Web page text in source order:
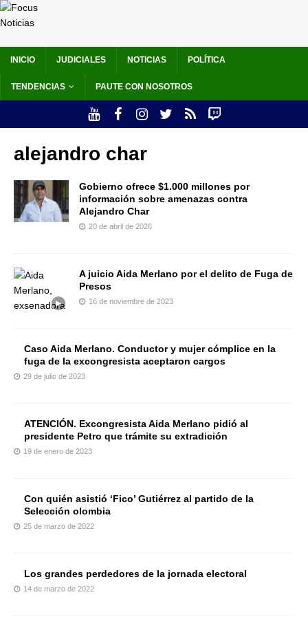
INICIO JUDICIALES NOTICIAS POLÍTICA
TENDENCIAS PAUTE CON NOSOTROS
alejandro char
Gobierno ofrece $1.000 millones por
información sobre amenazas contra
Alejandro Char
20 de abril de 2026
A juicio Aida Merlano por el delito de Fuga de
Presos
16 de noviembre de 2023
Caso Aida Merlano. Conductor y mujer cómplice en la
fuga de la excongresista aceptaron cargos
29 de julio de 2023
ATENCIÓN. Excongresista Aida Merlano pidió al
presidente Petro que trámite su extradición
19 de enero de 2023
Con quién asistió ‘Fico’ Gutiérrez al partido de la
Selección olombia
25 de marzo de 2022
Los grandes perdedores de la jornada electoral
14 de marzo de 2022